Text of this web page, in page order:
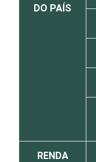
DO PAÍS
RENDA